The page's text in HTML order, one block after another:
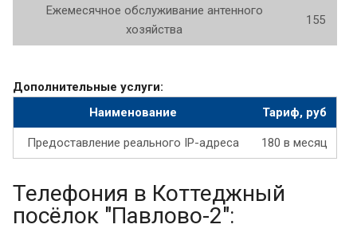
Ежемесячное обслуживание антенного
хозяйства
155
Дополнительные услуги:
Наименование
Тариф, руб
Предоставление реального IP-адреса 180 в месяц
Телефония в Коттеджный
посёлок "Павлово-2":